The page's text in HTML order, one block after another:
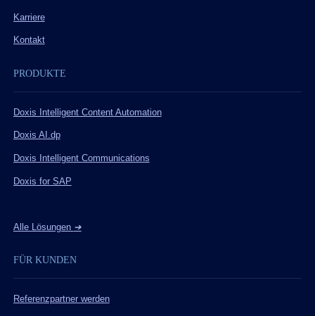
Karriere
Kontakt
PRODUKTE
Doxis Intelligent Content Automation
Doxis AI.dp
Doxis Intelligent Communications
Doxis for SAP
Alle Lösungen ➔
FÜR KUNDEN
Referenzpartner werden